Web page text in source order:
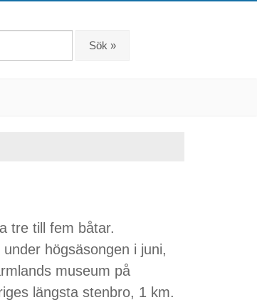
Sök »
tre till fem båtar.
högsäsongen i juni,
museum på
längsta stenbro, 1 km.